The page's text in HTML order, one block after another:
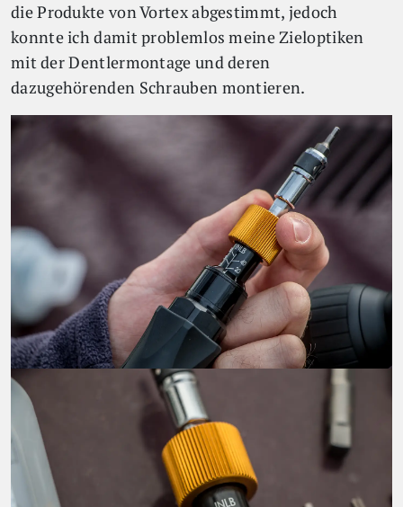
die Produkte von Vortex abgestimmt, jedoch
konnte ich damit problemlos meine Zieloptiken
mit der Dentlermontage und deren
dazugehörenden Schrauben montieren.